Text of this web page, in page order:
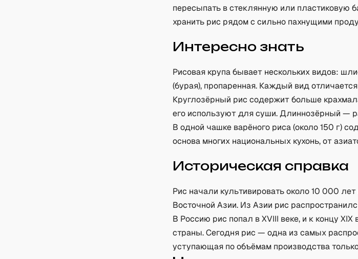
пересыпать в стеклянную или пластиковую
хранить рис рядом с сильно пахнущими
Интересно знать
Рисовая крупа бывает нескольких видов:
(бурая), пропаренная. Каждый вид
Круглозёрный рис содержит больше
его используют для суши. Длиннозёрный —
В одной чашке варёного риса (около 150 г)
основа многих национальных кухонь, от
Историческая справка
Рис начали культивировать около 10 000
Восточной Азии. Из Азии рис
В Россию рис попал в XVIII веке, и к концу
страны. Сегодня рис — одна из самых
уступающая по объёмам производства